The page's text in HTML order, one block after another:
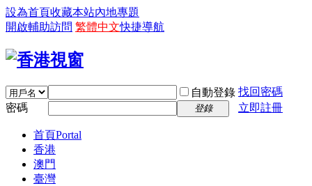
設為首頁收藏本站內地專題
開啟輔助訪問 繁體中文快捷導航
自動登錄 找回密碼
密碼
登錄 立即註冊
首頁Portal
香港
澳門
臺灣